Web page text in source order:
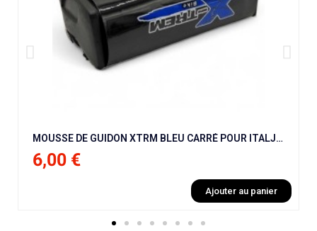
MOUSSE DE GUIDON XTRM BLEU CARRÉ POUR ITALJET MX50 9 CV / NRG / BHR / NRG / KRAFTMULLER
6,00 €
Ajouter au panier